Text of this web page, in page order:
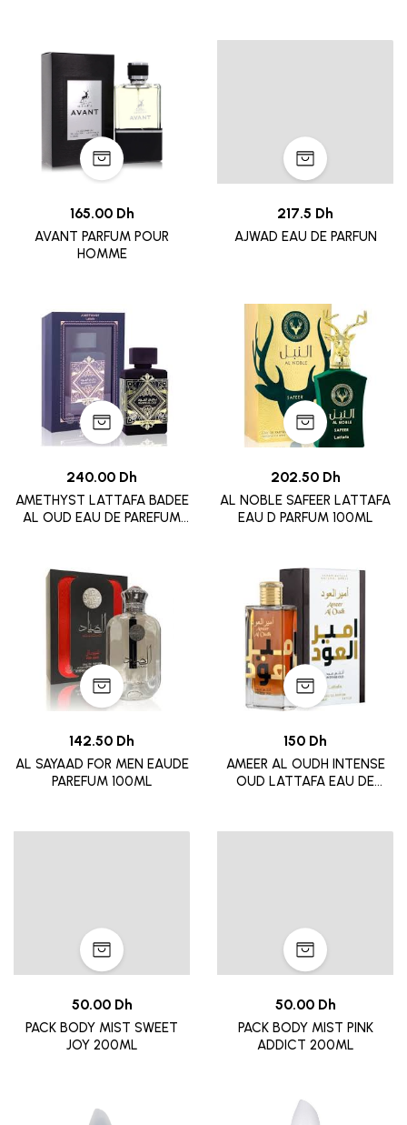
165.00 Dh
AVANT PARFUM POUR
HOMME
217.5 Dh
AJWAD EAU DE PARFUN
240.00 Dh
AMETHYST LATTAFA BADEE
AL OUD EAU DE PAREFUM
202.50 Dh
AL NOBLE SAFEER LATTAFA
EAU D PARFUM 100ML
142.50 Dh
AL SAYAAD FOR MEN EAUDE
PAREFUM 100ML
150 Dh
AMEER AL OUDH INTENSE
OUD LATTAFA EAU DE
50.00 Dh
PACK BODY MIST SWEET
JOY 200ML
50.00 Dh
PACK BODY MIST PINK
ADDICT 200ML